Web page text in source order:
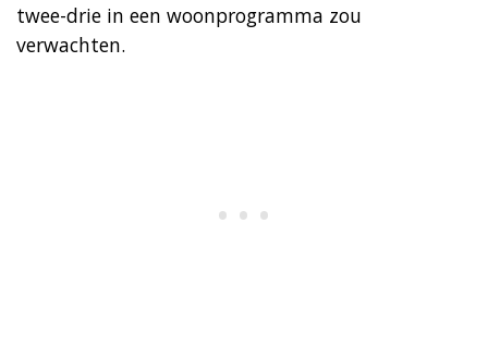
twee-drie in een woonprogramma zou
verwachten.